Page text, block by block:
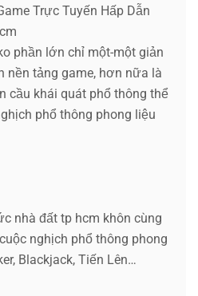
phần lớn chỉ một-một giản
nền tảng game, hơn nữa là
cầu khái quát phổ thông thể
phổ thông phong liệu
nhà đất tp hcm khôn cùng
nghịch phổ thông phong
Blackjack, Tiến Lên…